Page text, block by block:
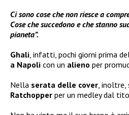
Ci sono cose che non riesce a
Cose che succedono e che stanno
pianeta”.
Ghali, infatti, pochi giorni prima
a Napoli con un alieno per
Nella serata delle cover, inoltre,
Ratchopper per un medley dal